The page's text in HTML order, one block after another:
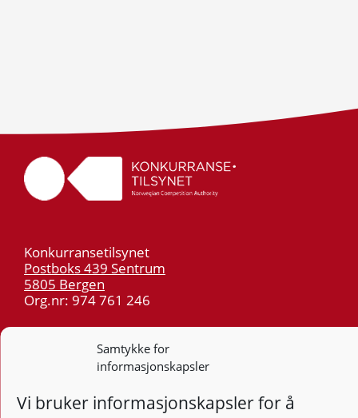
Samtykke for
informasjonskapsler
Vi bruker informasjonskapsler for å
Konkurransetilsynet
Postboks 439 Sentrum
5805 Bergen
Org.nr: 974 761 246
55 59 75 00
post@kt.no